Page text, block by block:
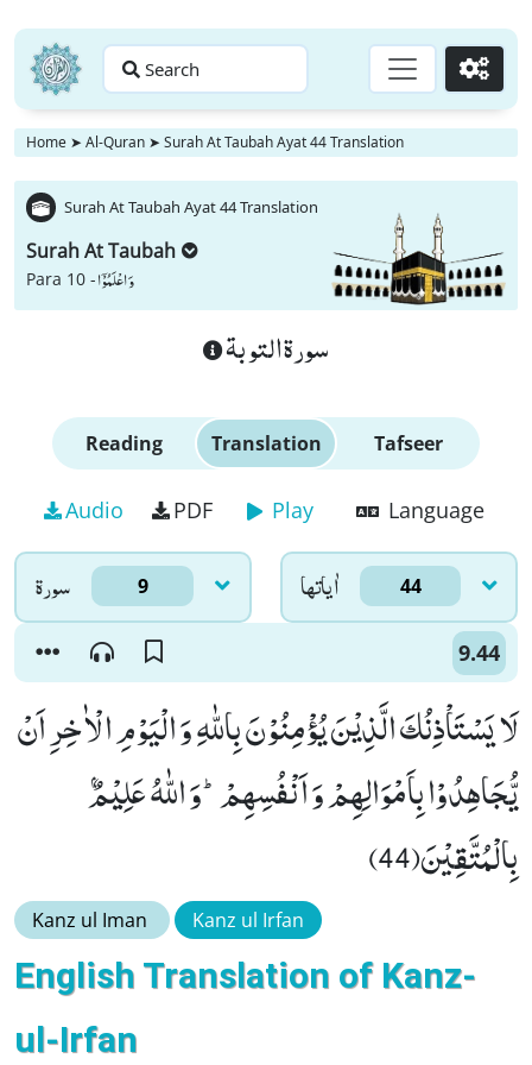
Search Go
Home ➤ Al-Quran ➤ Surah At Taubah Ayat 44 Translation
Surah At Taubah Ayat 44 Translation
Surah At Taubah
Para 10 -وَ اعْلَمُوْۤا
سورة التوبة
Reading Translation Tafseer
Audio PDF Play Language
سورۃ 9 اٰياتها 44
9.44
لَا یَسْتَاْذِنُكَ الَّذِیْنَ یُؤْمِنُوْنَ بِاللّٰهِ وَ الْیَوْمِ الْاٰخِرِ اَنْ
یُّجَاهِدُوْا بِاَمْوَالِهِمْ وَ اَنْفُسِهِمْؕ-وَ اللّٰهُ عَلِیْمٌۢ
بِالْمُتَّقِیْنَ(44)
Kanz ul Iman Kanz ul Irfan
English Translation of Kanz-
ul-Irfan